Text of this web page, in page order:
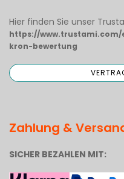
Hier finden Sie unser
https://
kron-bewertung
Zahlung &
SICHER BEZAHLEN MIT: